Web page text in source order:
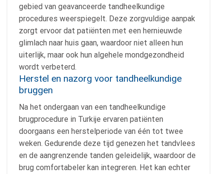
gebied van geavanceerde tandheelkundige
procedures weerspiegelt. Deze zorgvuldige aanpak
zorgt ervoor dat patiënten met een hernieuwde
glimlach naar huis gaan, waardoor niet alleen hun
uiterlijk, maar ook hun algehele mondgezondheid
wordt verbeterd.
Herstel en nazorg voor tandheelkundige
bruggen
Na het ondergaan van een tandheelkundige
brugprocedure in Turkije ervaren patiënten
doorgaans een herstelperiode van één tot twee
weken. Gedurende deze tijd genezen het tandvlees
en de aangrenzende tanden geleidelijk, waardoor de
brug comfortabeler kan integreren. Het kan echter